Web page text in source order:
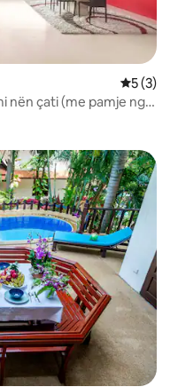
5 (3)
nën çati (me pamje nga